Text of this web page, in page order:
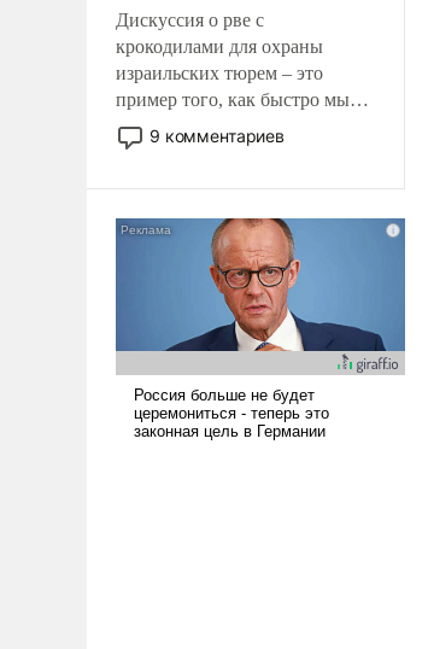
Дискуссия о рве с
крокодилами для охраны
израильских тюрем – это
пример того, как быстро мы
двигаемся по пути
революционных изменений.
псевдонаучной фантастики,
стало всерьез обсуждаемой
9 комментариев